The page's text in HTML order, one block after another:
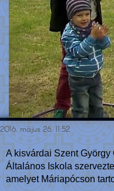
2016. május 26. 11:52
A kisvárdai Szent
Általános Iskola
amelyet Máriapócson